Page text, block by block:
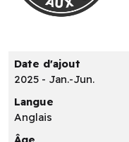
Date d'ajout
2025 - Jan.-Jun.
Langue
Anglais